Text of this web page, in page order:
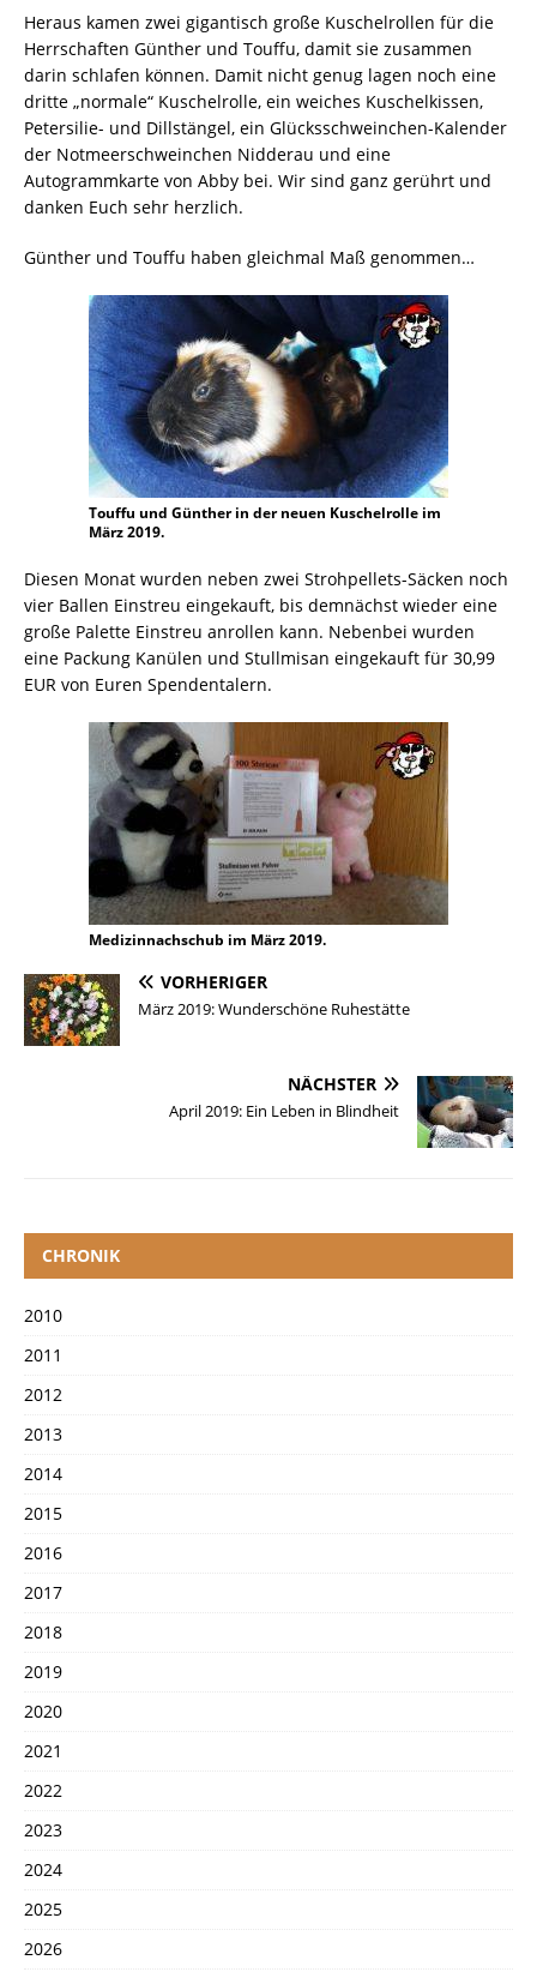
Heraus kamen zwei gigantisch große Kuschelrollen für die
Herrschaften Günther und Touffu, damit sie zusammen
darin schlafen können. Damit nicht genug lagen noch eine
dritte „normale“ Kuschelrolle, ein weiches Kuschelkissen,
Petersilie- und Dillstängel, ein Glücksschweinchen-Kalender
der Notmeerschweinchen Nidderau und eine
Autogrammkarte von Abby bei. Wir sind ganz gerührt und
danken Euch sehr herzlich.
Günther und Touffu haben gleichmal Maß genommen…
Touffu und Günther in der neuen Kuschelrolle im
März 2019.
Diesen Monat wurden neben zwei Strohpellets-Säcken noch
vier Ballen Einstreu eingekauft, bis demnächst wieder eine
große Palette Einstreu anrollen kann. Nebenbei wurden
eine Packung Kanülen und Stullmisan eingekauft für 30,99
EUR von Euren Spendentalern.
Medizinnachschub im März 2019.
VORHERIGER
März 2019: Wunderschöne Ruhestätte
NÄCHSTER
April 2019: Ein Leben in Blindheit
CHRONIK
2010
2011
2012
2013
2014
2015
2016
2017
2018
2019
2020
2021
2022
2023
2024
2025
2026